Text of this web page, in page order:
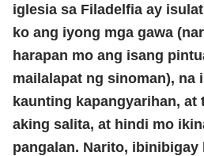
iglesia sa Filadelfia ay
ko ang iyong mga gawa
harapan mo ang isang
mailalapat ng sinoman), na
kaunting kapangyarihan, at
aking salita, at hindi mo
pangalan. Narito, ibinibigay